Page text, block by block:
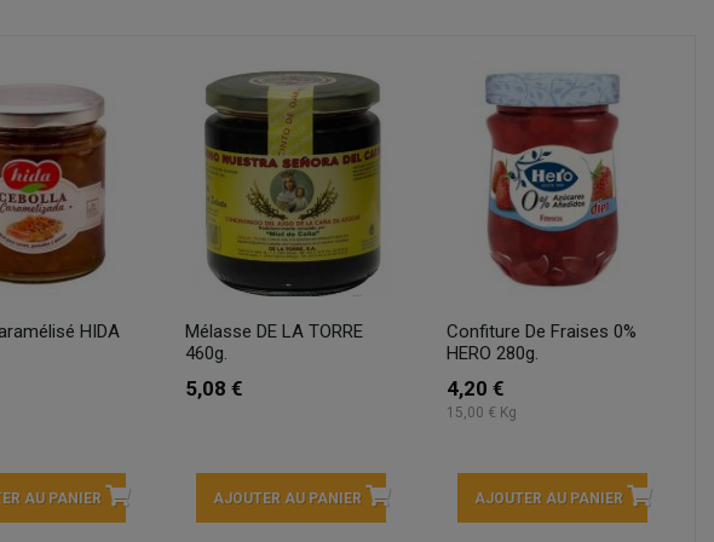
HIDA
AU PANIER
Mélasse DE LA TORRE
460g.
5,08 €
AJOUTER AU PANIER
Confiture De Fraises 0%
HERO 280g.
4,20 €
15,00 € Kg
AJOUTER AU PANIER